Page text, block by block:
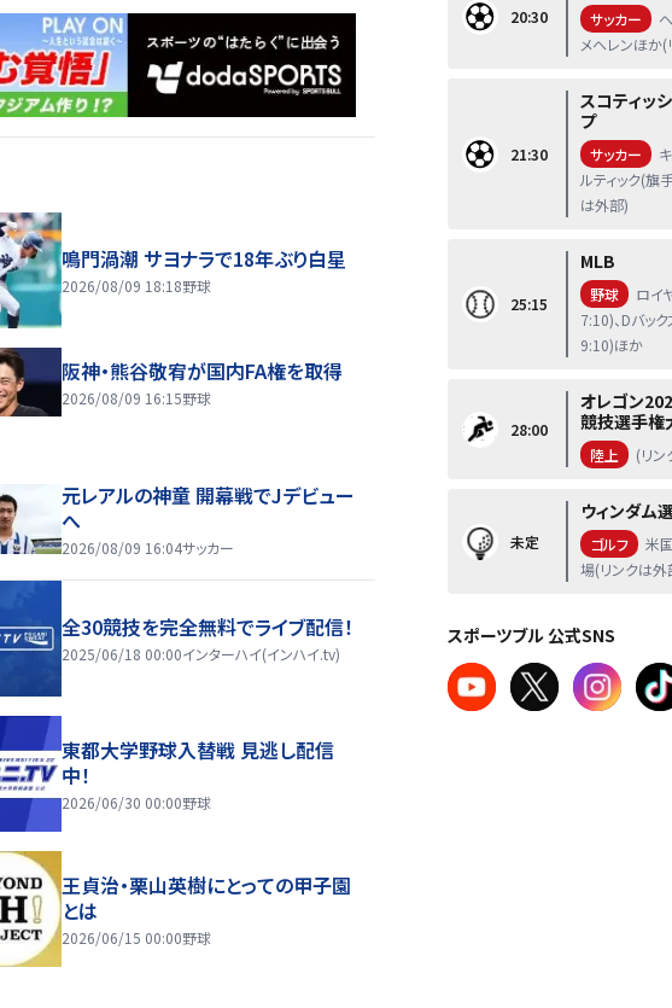
鳴門渦潮 サヨナラで18年ぶり白星
2026/08/09 18:18野球
阪神・熊谷敬宥が国内FA権を取得
2026/08/09 16:15野球
元レアルの神童 開幕戦でJデビュー
へ
2026/08/09 16:04サッカー
全30競技を完全無料でライブ配信！
2025/06/18 00:00インターハイ(インハイ.tv)
東都大学野球入替戦 見逃し配信
中！
2026/06/30 00:00野球
王貞治・栗山英樹にとっての甲子園
とは
2026/06/15 00:00野球
20:30 サッカー
メヘレンほか
21:30
スコティッ
プ
サッカー
ルティック(旗
は外部)
25:15
MLB
野球
ロイ
7:10)、Dバッ
9:10)ほか
28:00
オレゴン
競技選手権
陸上 (リン
未定
ウィンダム
ゴルフ
米
場(リンクは外
スポーツブル 公式SNS